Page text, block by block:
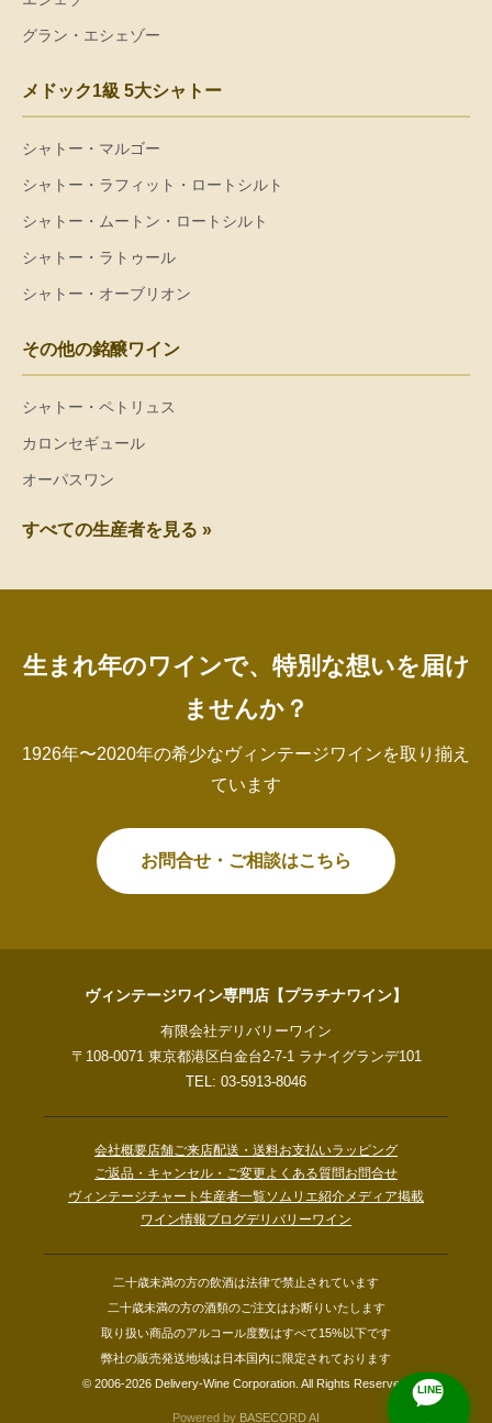
グラン・エシェゾー
メドック1級 5大シャトー
シャトー・マルゴー
シャトー・ラフィット・ロートシルト
シャトー・ムートン・ロートシルト
シャトー・ラトゥール
シャトー・オーブリオン
その他の銘醸ワイン
シャトー・ペトリュス
カロンセギュール
オーパスワン
すべての生産者を見る »
生まれ年のワインで、特別な想いを届け
ませんか？
1926年〜2020年の希少なヴィンテージワインを取り揃え
ています
お問合せ・ご相談はこちら
ヴィンテージワイン専門店【プラチナワイン】
有限会社デリバリーワイン
〒108-0071 東京都港区白金台2-7-1 ラナイグランデ101
TEL: 03-5913-8046
会社概要店舗ご来店配送・送料お支払いラッピング
ご返品・キャンセル・ご変更よくある質問お問合せ
ヴィンテージチャート 生産者一覧ソムリエ紹介メディア掲載
ワイン情報ブログデリバリーワイン
二十歳未満の方の飲酒は法律で禁止されています
二十歳未満の方の酒類のご注文はお断りいたします
取り扱い商品のアルコール度数はすべて15%以下です
弊社の販売発送地域は日本国内に限定されております
© 2006-2026 Delivery-Wine Corporation. All Rights Reserved.
Powered by BASECORD AI
LINE